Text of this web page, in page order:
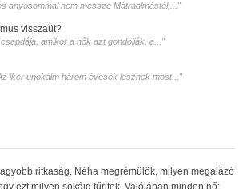
anyósommal nem messze Mátraalmástól,..."
visszaüt?
amikor a nők azt gondolják, a..."
iker unokáim három évesek lesznek most..."
ritkaság. Néha megrémülök, milyen megalázó